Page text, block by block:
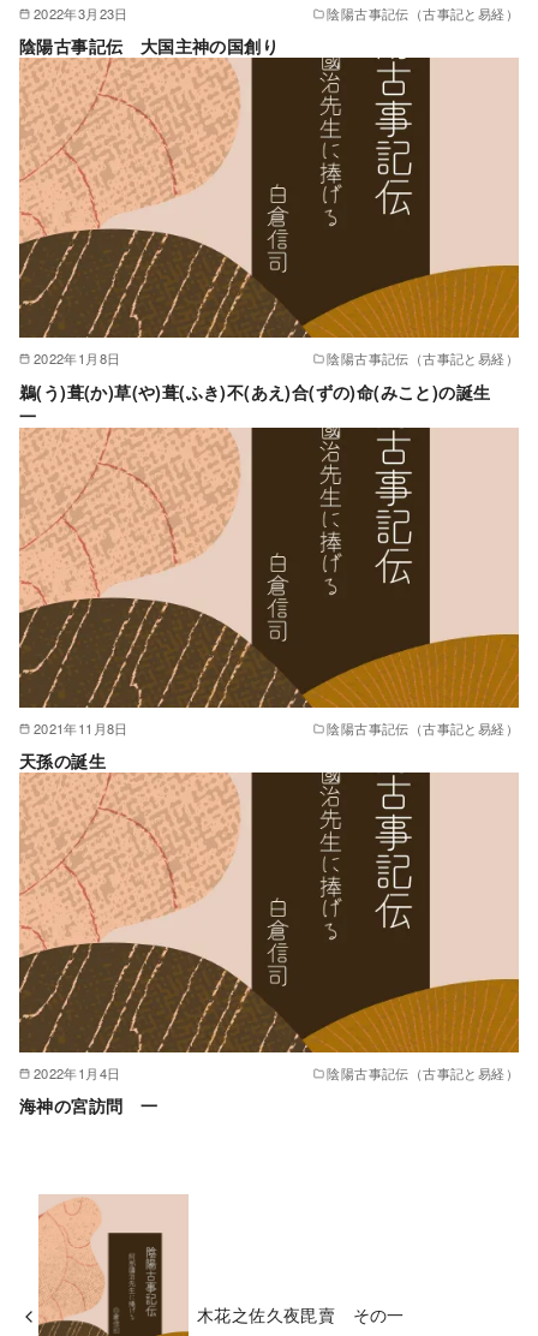
2022年3月23日 陰陽古事記伝（古事記と易経）
陰陽古事記伝 大国主神の国創り
2022年1月8日 陰陽古事記伝（古事記と易経）
鵜(う)葺(か)草(や)葺(ふき)不(あえ)合(ずの)命(みこと)の誕生
一
2021年11月8日 陰陽古事記伝（古事記と易経）
天孫の誕生
2022年1月4日 陰陽古事記伝（古事記と易経）
海神の宮訪問 一
木花之佐久夜毘賣 その一